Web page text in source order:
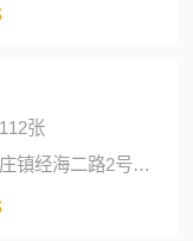
张
北京市大兴区亦庄镇经海二路2号及2号院1号楼